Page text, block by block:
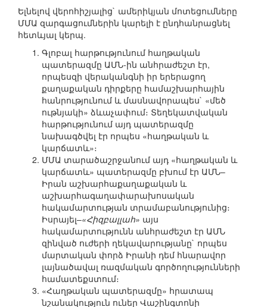
Ելնելով վերոհիշյալից` ամերիկյան մոտեցումները
ՄՄԱ զարգացումներին կարելի է ընդհանրացնել
հետևյալ կերպ.
Գլոբալ հարթությունում հաղթական
պատերազմը ԱՄՆ-ին անհրաժեշտ էր,
որպեսզի վերականգնի իր երերացող
քաղաքական դիրքերը համաշխարհային
հանրությունում և մասնավորապես` «մեծ
ութնյակի» ձևաչափում։ Տեղեկատվական
հարթությունում այդ պատերազմը
նախագծվել էր որպես «հաղթական և
կարճատև»։
ՄՄԱ տարածաշրջանում այդ «հաղթական և
կարճատև» պատերազմը բխում էր ԱՄՆ–
Իրան աշխարհաքաղաքական և
աշխարհագաղափարախոսական
հակամարտության տրամաբանությունից։
Իսրայել–«Հիզբալլահ» այս
հակամարտությունն անհրաժեշտ էր ԱՄՆ
զինված ուժերի ղեկավարությանը` որպես
մարտական փորձ Իրանի դեմ հնարավոր
լայնածավալ ռազմական գործողությունների
համատեքստում։
«Հաղթական պատերազմը» հրատապ
նշանակություն ուներ Վաշինգտոնի